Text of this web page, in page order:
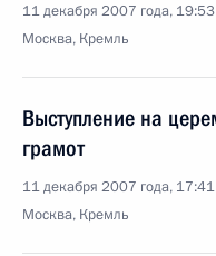
11 декабря 2007 года, 19:53
Москва, Кремль
Выступление на
грамот
11 декабря 2007 года, 17:41
Москва, Кремль